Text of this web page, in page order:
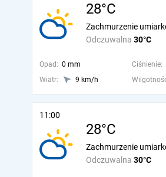
28°C
Odczuwalna 30°C
Zachmurzenie
Opad: 0 mm Ciśnienie:
Wiatr:
9 km/h
11:00
28°C
Odczuwalna 30°C
Zachmurzenie